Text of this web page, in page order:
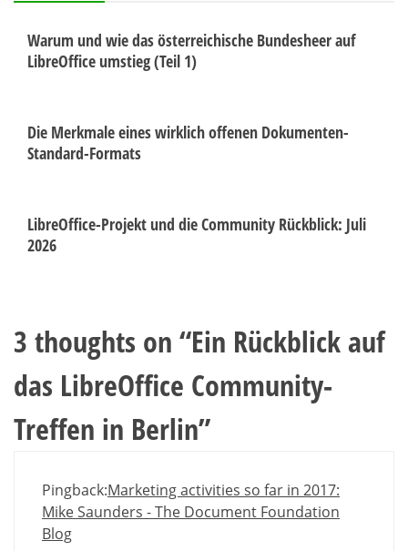
Warum und wie das österreichische Bundesheer auf
LibreOffice umstieg (Teil 1)
Die Merkmale eines wirklich offenen Dokumenten-
Standard-Formats
LibreOffice-Projekt und die Community Rückblick: Juli
2026
3 thoughts on “Ein Rückblick auf
das LibreOffice Community-
Treffen in Berlin”
Pingback:Marketing activities so far in 2017:
Mike Saunders - The Document Foundation
Blog